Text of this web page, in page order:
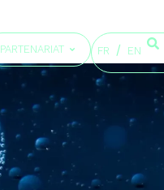
PARTENARIAT FR EN